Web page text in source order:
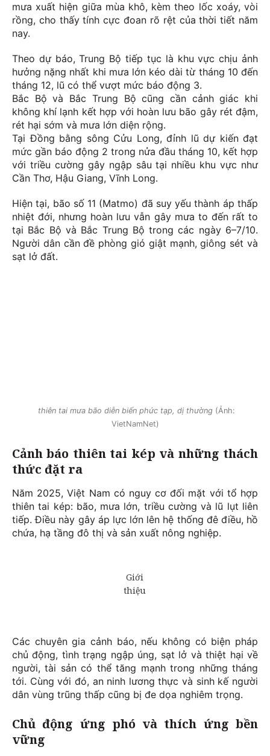
mưa xuất hiện giữa mùa khô, kèm theo lốc xoáy, vòi
rồng, cho thấy tính cực đoan rõ rệt của thời tiết năm
nay.
Theo dự báo, Trung Bộ tiếp tục là khu vực chịu ảnh
hưởng nặng nhất khi mưa lớn kéo dài từ tháng 10 đến
tháng 12, lũ có thể vượt mức báo động 3.
Bắc Bộ và Bắc Trung Bộ cũng cần cảnh giác khi
không khí lạnh kết hợp với hoàn lưu bão gây rét đậm,
rét hại sớm và mưa lớn diện rộng.
Tại Đồng bằng sông Cửu Long, đỉnh lũ dự kiến đạt
mức gần báo động 2 trong nửa đầu tháng 10, kết hợp
với triều cường gây ngập sâu tại nhiều khu vực như
Cần Thơ, Hậu Giang, Vĩnh Long.
Hiện tại, bão số 11 (Matmo) đã suy yếu thành áp thấp
nhiệt đới, nhưng hoàn lưu vẫn gây mưa to đến rất to
tại Bắc Bộ và Bắc Trung Bộ trong các ngày 6–7/10.
Người dân cần đề phòng gió giật mạnh, giông sét và
sạt lở đất.
thiên tai mưa bão diễn biến phức tạp, dị thường(Ảnh:
VietNamNet)
Cảnh báo thiên tai kép và những thách
thức đặt ra
Năm 2025, Việt Nam có nguy cơ đối mặt với tổ hợp
thiên tai kép: bão, mưa lớn, triều cường và lũ lụt liên
tiếp. Điều này gây áp lực lớn lên hệ thống đê điều, hồ
chứa, hạ tầng đô thị và sản xuất nông nghiệp.
Các chuyên gia cảnh báo, nếu không có biện pháp
chủ động, tình trạng ngập úng, sạt lở và thiệt hại về
người, tài sản có thể tăng mạnh trong những tháng
tới. Cùng với đó, an ninh lương thực và sinh kế người
dân vùng trũng thấp cũng bị đe dọa nghiêm trọng.
Chủ động ứng phó và thích ứng bền
vững